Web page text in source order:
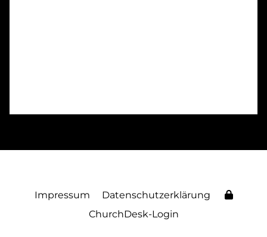
Impressum
Datenschutzerklärung
ChurchDesk-Login